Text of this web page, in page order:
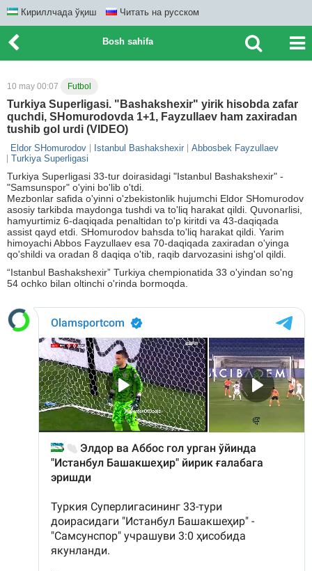
Кириллчада ўқиш Читать на русском
Bosh sahifa
10 may 00:07 Futbol
Turkiya Superligasi. "Bashakshexir" yirik hisobda zafar
quchdi, SHomurodovda 1+1, Fayzullaev ham zaxiradan
tushib gol urdi (VIDEO)
Eldor SHomurodov Istanbul Bashakshexir
Abbosbek Fayzullaev
Turkiya Superligasi
Turkiya Superligasi 33-tur doirasidagi "Istanbul Bashakshexir" -
"Samsunspor" o'yini bo'lib o'tdi.
Mezbonlar safida o'yinni o'zbekistonlik hujumchi Eldor SHomurodov
asosiy tarkibda maydonga tushdi va to'liq harakat qildi. Quvonarlisi,
hamyurtimiz 6-daqiqada penaltidan to'p kiritdi va 43-daqiqada
assist qayd etdi. SHomurodov bahsda to'liq harakat qildi. Yarim
himoyachi Abbos Fayzullaev esa 70-daqiqada zaxiradan o'yinga
qo'shildi va oradan 8 daqiqa o'tib, raqib darvozasini ishg'ol qildi.
“Istanbul Bashakshexir” Turkiya chempionatida 33 o'yindan so'ng
54 ochko bilan oltinchi o'rinda bormoqda.